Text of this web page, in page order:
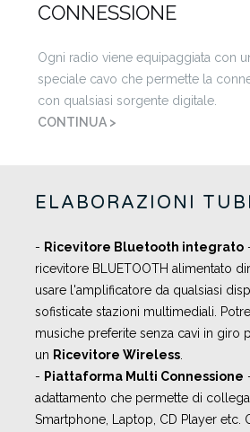
CONNESSIONE
Ogni radio viene equipaggiata con
speciale cavo che permette la
con qualsiasi sorgente digitale.
CONTINUA >
ELABORAZIONI
- Ricevitore Bluetooth integrato
ricevitore BLUETOOTH alimentato
usare l'amplificatore da qualsiasi
sofisticate stazioni multimediali.
musiche preferite senza cavi in giro
un Ricevitore Wireless
- Piattaforma Multi Connessione
adattamento che permette di
Smartphone, Laptop, CD Player